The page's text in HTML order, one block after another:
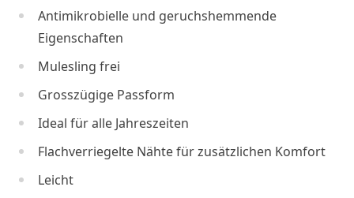
Antimikrobielle und geruchshemmende
Eigenschaften
Mulesling frei
Grosszügige Passform
Ideal für alle Jahreszeiten
Flachverriegelte Nähte für zusätzlichen Komfort
Leicht